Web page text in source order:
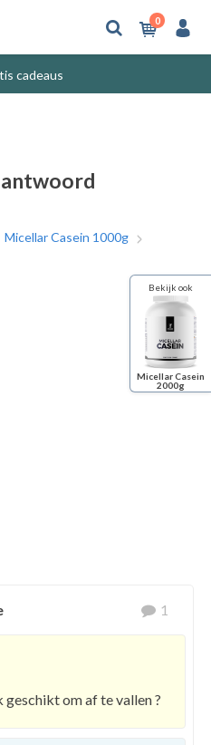
0
cadeaus
Micellar Casein 1000g
1
geschikt om af te vallen ?
Bekijk ook
Micellar Casein
2000g